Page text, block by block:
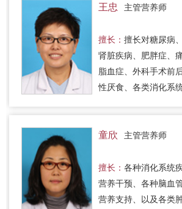
王忠 主管营养师
擅长： 擅长对糖尿病
肾脏疾病、肥胖症、
脂血症、外科手术前
性厌食、各类消化系
童欣 主管营养师
擅长： 各种消化系统
营养干预、各种脑血
营养支持、以及各类